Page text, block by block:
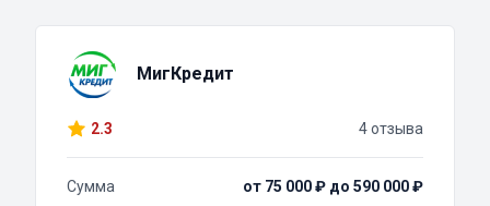
МигКредит
2.3 4 отзыва
Сумма
от 75 000 ₽ до 590 000 ₽